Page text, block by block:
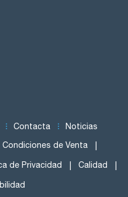
Contacta Noticias
Condiciones de Venta
de Privacidad Calidad